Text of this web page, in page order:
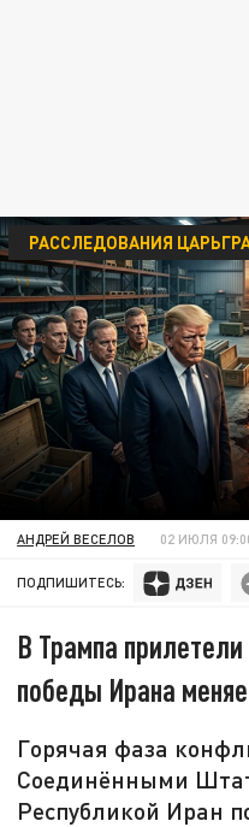
РАССЛЕДОВАНИЯ
АНДРЕЙ ВЕСЕЛОВ 02 ИЮЛЯ
ПОДПИШИТЕСЬ:
В Трампа
победы Ирана
Горячая фаза
Соединёнными
Республикой Иран